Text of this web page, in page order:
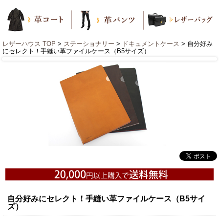
レザーハウス TOP > ステーショナリー > ドキュメントケース > 自分好み
にセレクト！手縫い革ファイルケース（B5サイズ）
自分好みにセレクト！手縫い革ファイルケース（B5サイ
ズ）